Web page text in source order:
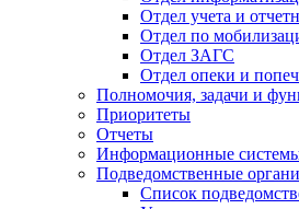
Отдел учета и
Отдел по
Отдел ЗАГС
Отдел опеки и
Полномочия, задачи и
Приоритеты
Отчеты
Информационные
Подведомственные
Список